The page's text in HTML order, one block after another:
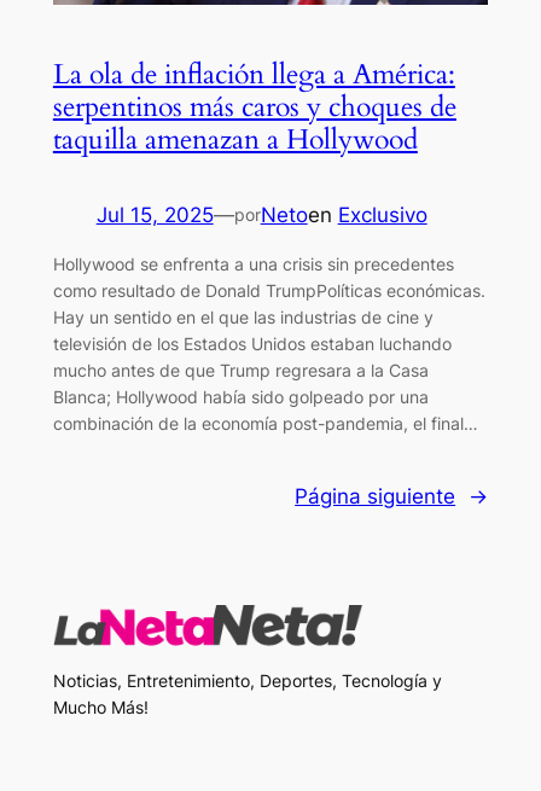
La ola de inflación llega a América:
serpentinos más caros y choques de
taquilla amenazan a Hollywood
Jul 15, 2025—porNetoen Exclusivo
Hollywood se enfrenta a una crisis sin precedentes
como resultado de Donald TrumpPolíticas económicas.
Hay un sentido en el que las industrias de cine y
televisión de los Estados Unidos estaban luchando
mucho antes de que Trump regresara a la Casa
Blanca; Hollywood había sido golpeado por una
combinación de la economía post-pandemia, el final…
Página siguiente →
Noticias, Entretenimiento, Deportes, Tecnología y
Mucho Más!